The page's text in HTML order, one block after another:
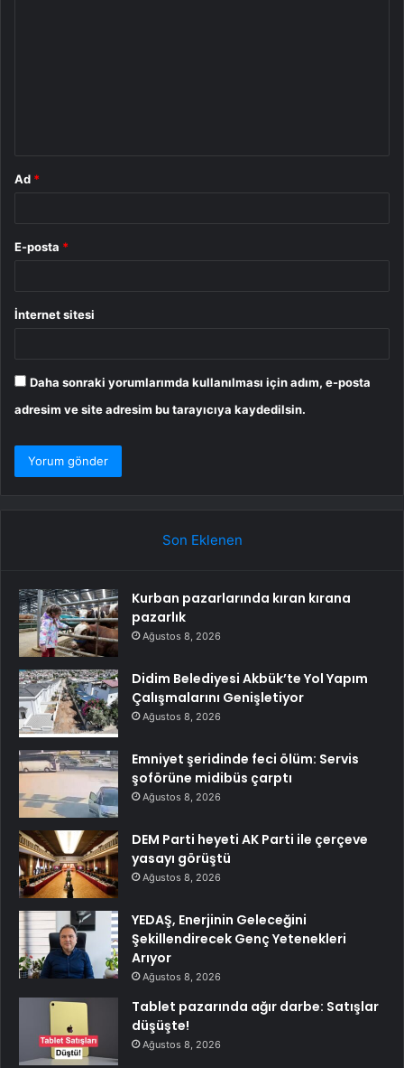
Ad *
E-posta *
İnternet sitesi
Daha sonraki yorumlarımda kullanılması için adım, e-posta
adresim ve site adresim bu tarayıcıya kaydedilsin.
Son Eklenen
Kurban pazarlarında kıran kırana
pazarlık
Ağustos 8, 2026
Didim Belediyesi Akbük’te Yol Yapım
Çalışmalarını Genişletiyor
Ağustos 8, 2026
Emniyet şeridinde feci ölüm: Servis
şoförüne midibüs çarptı
Ağustos 8, 2026
DEM Parti heyeti AK Parti ile çerçeve
yasayı görüştü
Ağustos 8, 2026
YEDAŞ, Enerjinin Geleceğini
Şekillendirecek Genç Yetenekleri
Arıyor
Ağustos 8, 2026
Tablet pazarında ağır darbe: Satışlar
düşüşte!
Ağustos 8, 2026